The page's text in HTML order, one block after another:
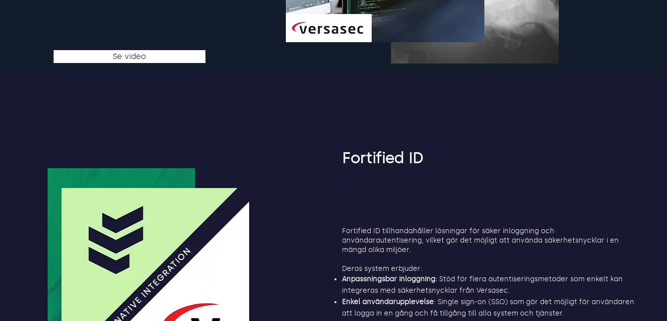
Se video
Fortified ID
Fortified ID tillhandahåller lösningar för säker inloggning och
användarautentisering, vilket gör det möjligt att använda säkerhetsnycklar i en
mängd olika miljöer.
Deras system erbjuder:
Anpassningsbar inloggning: Stöd för flera autentiseringsmetoder som enkelt kan
integreras med säkerhetsnycklar från Versasec.
Enkel användarupplevelse: Single sign-on (SSO) som gör det möjligt för användaren
att logga in en gång och få tillgång till alla system och tjänster.